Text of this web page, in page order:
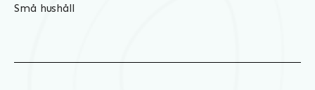
Små hushåll